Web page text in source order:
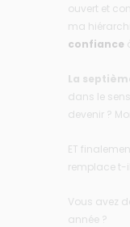
ouvert et
ma
confiance
La
dans le
devenir ?
ET
remplace t-
Vous avez
année ?